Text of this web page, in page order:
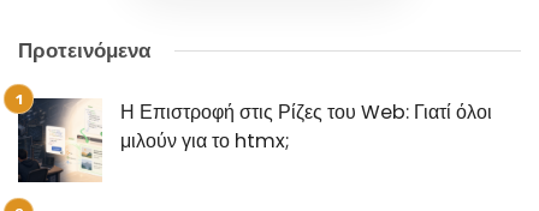
Προτεινόμενα
Η Επιστροφή στις Ρίζες του Web: Γιατί όλοι
μιλούν για το htmx;